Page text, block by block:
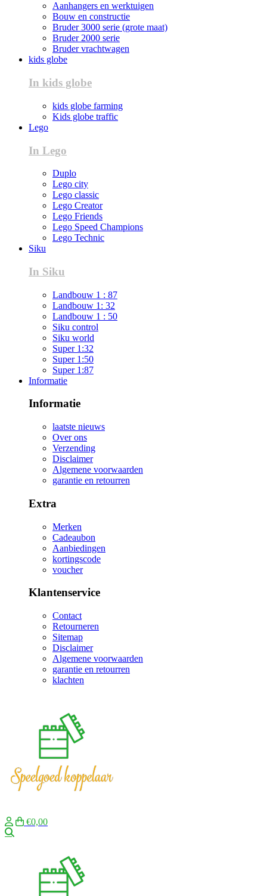
Aanhangers en werktuigen
Bouw en constructie
Bruder 3000 serie (grote maat)
Bruder 2000 serie
Bruder vrachtwagen
kids globe
In kids globe
kids globe farming
Kids globe traffic
Lego
In Lego
Duplo
Lego city
Lego classic
Lego Creator
Lego Friends
Lego Speed Champions
Lego Technic
Siku
In Siku
Landbouw 1 : 87
Landbouw 1: 32
Landbouw 1 : 50
Siku control
Siku world
Super 1:32
Super 1:50
Super 1:87
Informatie
Informatie
laatste nieuws
Over ons
Verzending
Disclaimer
Algemene voorwaarden
garantie en retourren
Extra
Merken
Cadeaubon
Aanbiedingen
kortingscode
voucher
Klantenservice
Contact
Retourneren
Sitemap
Disclaimer
Algemene voorwaarden
garantie en retourren
klachten
€0,00